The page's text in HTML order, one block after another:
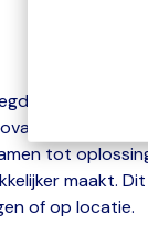
waarde op
en
tot
maakt.
of op locatie.